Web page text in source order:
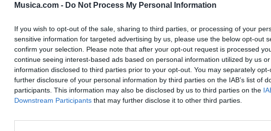
Musica.com - Do Not Process My Personal Information
If you wish to opt-out of the sale, sharing to third parties, or processing of your
sensitive information for targeted advertising by us, please use the below opt-out
confirm your selection. Please note that after your opt-out request is processed
continue seeing interest-based ads based on personal information utilized by us
information disclosed to third parties prior to your opt-out. You may separately
further disclosure of your personal information by third parties on the IAB’s list of
participants. This information may also be disclosed by us to third parties on the
Downstream Participants that may further disclose it to other third parties.
tus noches de astronomía. 🪐🎸 Desconecta, mira
✨⭐
Playlists
F H N O R S T